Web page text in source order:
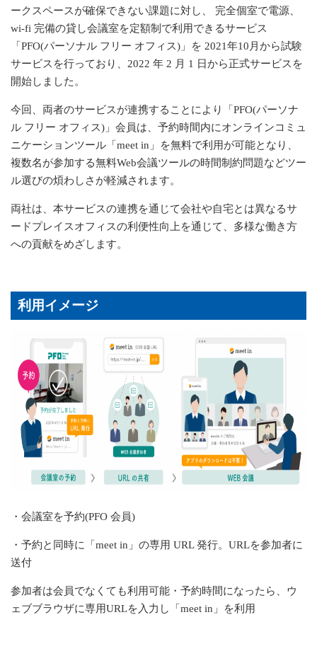
ークスペースが確保できない課題に対し、 完全個室で電源、
wi-fi 完備の貸し会議室を定額制で利用できるサービス
「 PFO(パーソナル フリー オフィス)」を 2021年10月から試験
サービスを行っており、 2022 年 2 月 1 日から正式サービスを
開始しました。
今回、両者のサービスが連携することにより「 PFO(パーソナ
ル フリー オフィス)」会員は、予約時間内にオンラインコミュ
ニケーションツール「 meet in 」を無料で利用が可能となり、
複数名が参加する無料Web会議ツールの時間制約問題などツー
ル選びの煩わしさが軽減されます。
両社は、本サービスの連携を通じて会社や自宅とは異なるサ
ードプレイスオフィスの利便性向上を通じて、多様な働き方
への貢献をめざします。
利用イメージ
・会議室を予約(PFO 会員)
・予約と同時に「 meet in 」の専用 URL発行。 URLを参加者に
送付
参加者は会員でなくても利用可能・予約時間になったら、ウ
ェブブラウザに専用URLを入力し「 meet in 」を利用